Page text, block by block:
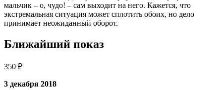
мальчик – о, чудо! – сам выходит на него. Кажется, что
экстремальная ситуация может сплотить обоих, но дело
принимает неожиданный оборот.
Ближайший показ
350 ₽
3 декабря 2018